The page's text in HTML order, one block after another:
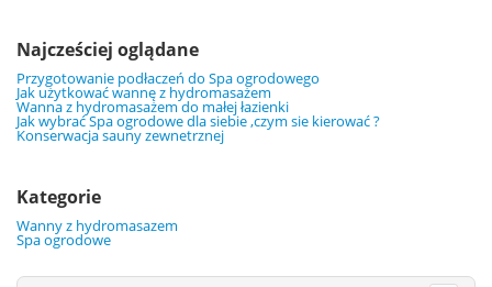
Najcześciej oglądane
Przygotowanie podłaczeń do Spa ogrodowego
Jak użytkować wannę z hydromasażem
Wanna z hydromasażem do małej łazienki
Jak wybrać Spa ogrodowe dla siebie ,czym sie kierować ?
Konserwacja sauny zewnetrznej
Kategorie
Wanny z hydromasazem
Spa ogrodowe